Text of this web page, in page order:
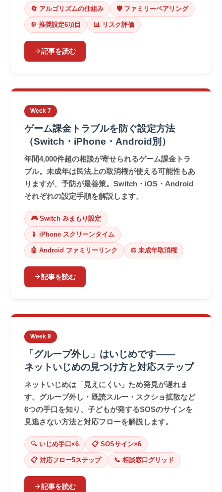
🔄 アルゴリズムの仕組み 🛡️ ファミリーペアリング
⚙️ 推奨設定6項目 📊 リスク評価
arrow_forward記事を読む
Week 7
ゲーム課金トラブルを防ぐ設定方法
（Switch・iPhone・Android別）
年間4,000件超の相談が寄せられるゲーム課金トラ
ブル。未成年は民法上の取消権が使える可能性もあ
りますが、予防が最善策。Switch・iOS・Android
それぞれの設定手順を解説します。
🎮 Switch みまもり設定
📱 iPhone スクリーンタイム
🤖 Android ファミリーリンク ⚖️ 未成年取消権
arrow_forward記事を読む
Week 8
「グループ外し」はいじめです——
ネットいじめの見つけ方と対応ステップ
ネットいじめは「見えにくい」ため発見が遅れま
す。グループ外し・既読スルー・スクショ拡散など
6つの手口を知り、子どもが発するSOSのサインを
見逃さない方法と対応フローを解説します。
🔍 いじめ手口×6 📋 SOSサイン×6
📋 対応フロー5ステップ 📞 相談窓口グリッド
arrow_forward記事を読む